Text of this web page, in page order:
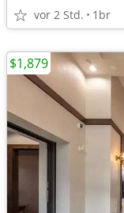
vor 2 Std. 1br
$1,879